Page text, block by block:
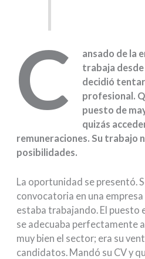
C
ansado de la
trabaja desde
decidió tentar
profesional.
puesto de
quizás
remuneraciones. Su trabajo
posibilidades.
La oportunidad se presentó.
convocatoria en una
estaba trabajando. El puesto
se adecuaba perfectamente
muy bien el sector; era su
candidatos. Mandó su CV y